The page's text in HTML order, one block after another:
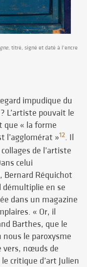
, titré, signé et daté à l'encre
impudique du
L’artiste pouvait le
que « la forme
l’agglomérat »12. Il
de l’artiste
celui
Bernard Réquichot
démultiplie en se
dans un magazine
« Or, il
Barthes, que le
le paroxysme
vers, nœuds de
critique d’art Julien